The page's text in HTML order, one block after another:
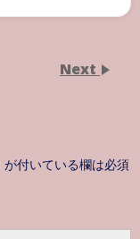
Next
が付いている欄は必須